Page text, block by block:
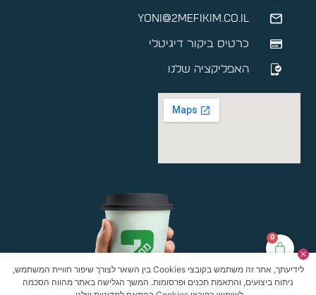
0
yoni@2mefikim.co.il
כרטיס ביקור דיגיטלי
האפליקציה שלנו
לידיעתך, אתר זה משתמש בקובצי Cookies בין השאר לצורך שיפור חוויית המשתמש,
ניתוח ביצועים, והתאמת תכנים ופרסומות. המשך הגלישה באתר מהווה הסכמה